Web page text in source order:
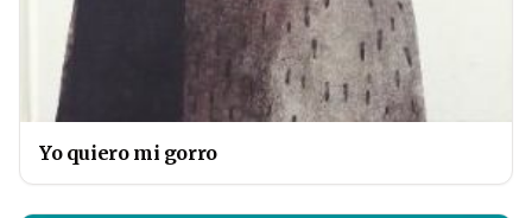
Yo quiero mi gorro